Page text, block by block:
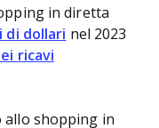
in diretta
di dollari nel 2023
ricavi
allo shopping in